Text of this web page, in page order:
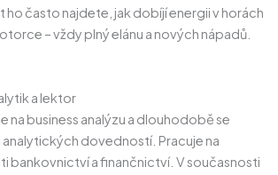
ho často najdete, jak dobíjí energii v horách
– vždy plný elánu a nových nápadů.
a lektor
na business analýzu a dlouhodobě se
analytických dovedností. Pracuje na
bankovnictví a finančnictví. V současnosti